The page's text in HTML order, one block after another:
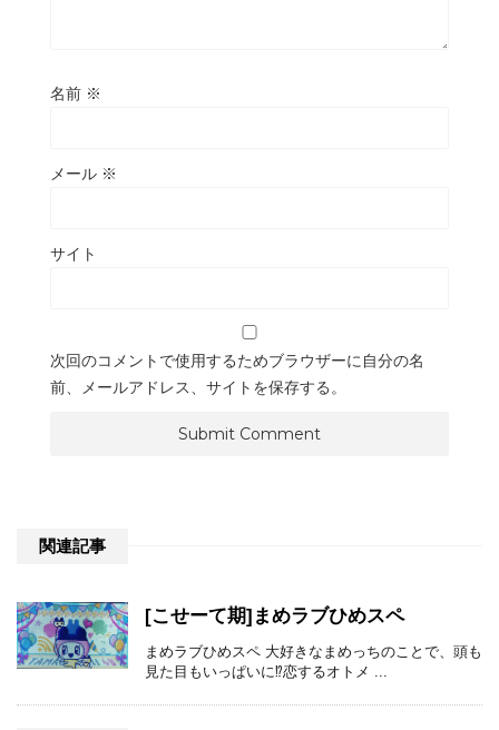
名前 ※
メール ※
サイト
次回のコメントで使用するためブラウザーに自分の名
前、メールアドレス、サイトを保存する。
関連記事
[こせーて期]まめラブひめスペ
まめラブひめスペ 大好きなまめっちのことで、頭も
見た目もいっぱいに⁉恋するオトメ ...